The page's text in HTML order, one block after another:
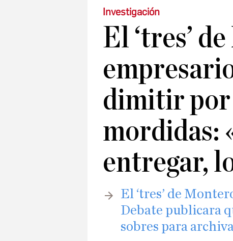
Investigación
El ‘tres’
dimitir
mordidas:
entregar,
El ‘tres’ de
Debate publicara
sobres para